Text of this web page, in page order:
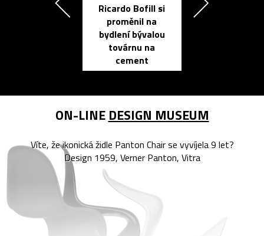
Ricardo Bofill si
proměnil na
bydlení bývalou
továrnu na
cement
ON-LINE DESIGN MUSEUM
Víte, že ikonická židle Panton Chair se vyvíjela 9 let?
Design 1959, Verner Panton, Vitra